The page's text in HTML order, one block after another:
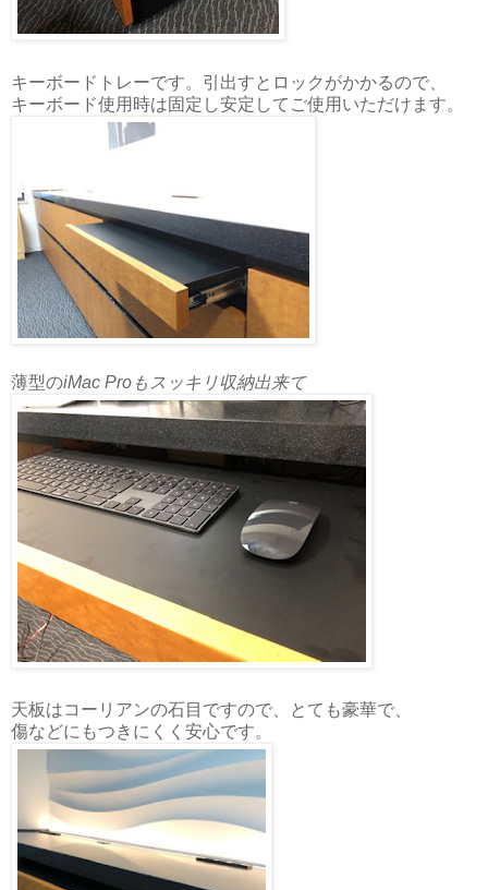
キーボードトレーです。引出すとロックがかかるので、
キーボード使用時は固定し安定してご使用いただけます。
薄型のiMac Proもスッキリ収納出来て
天板はコーリアンの石目ですので、とても豪華で、
傷などにもつきにくく安心です。